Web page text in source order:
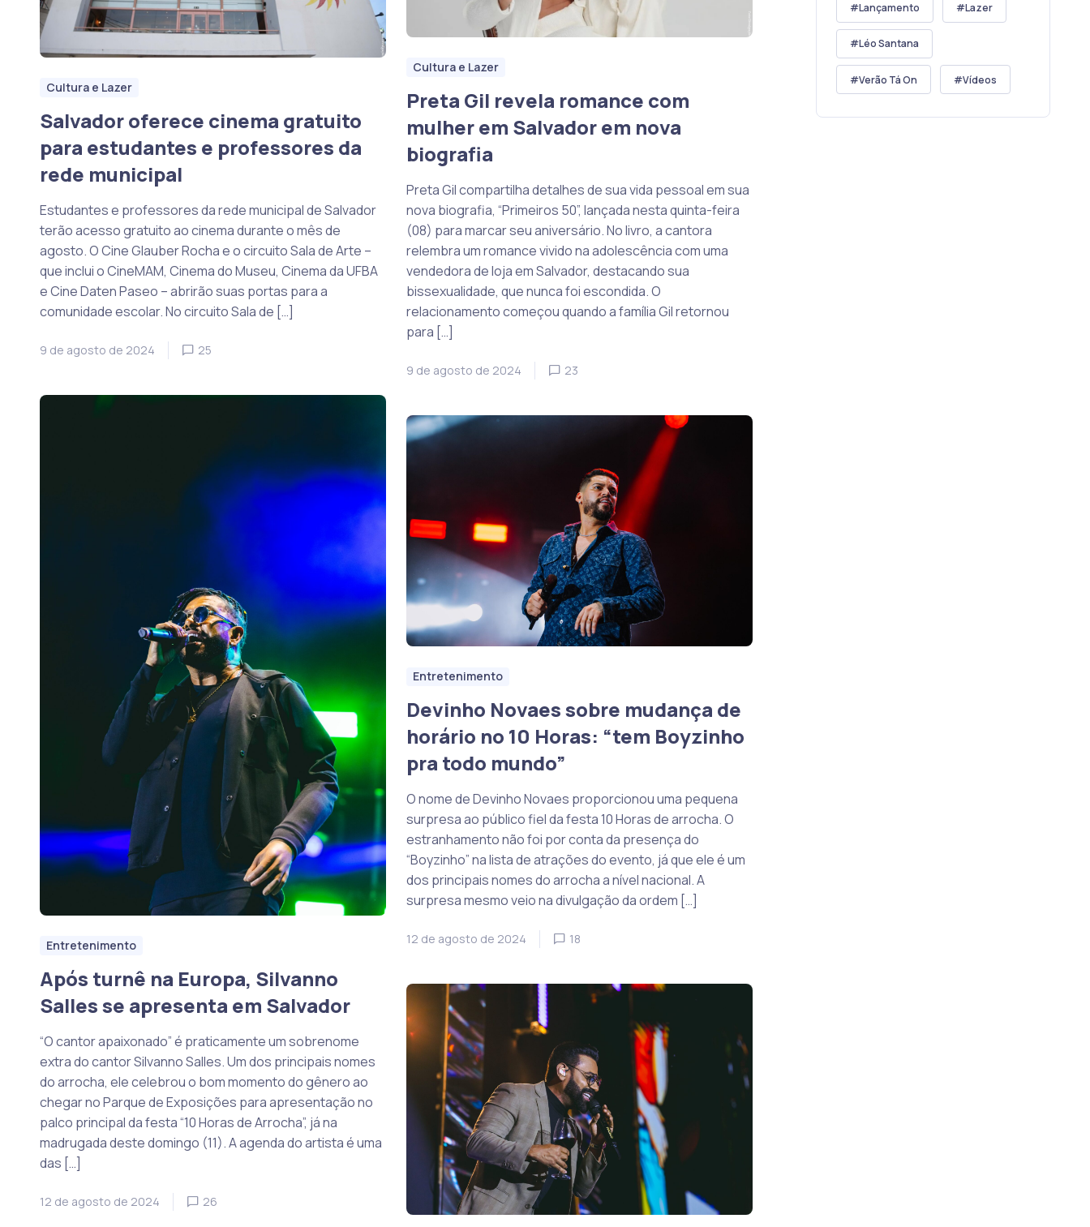
Cultura e Lazer
Preta Gil revela romance com
mulher em Salvador em nova
biografia
Preta Gil compartilha detalhes de sua vida pessoal em sua
nova biografia, “Primeiros 50”, lançada nesta quinta-feira
(08) para marcar seu aniversário. No livro, a cantora
relembra um romance vivido na adolescência com uma
vendedora de loja em Salvador, destacando sua
bissexualidade, que nunca foi escondida. O
relacionamento começou quando a família Gil retornou
para […]
9 de agosto de 2024 23
Cultura e Lazer
Salvador oferece cinema gratuito
para estudantes e professores da
rede municipal
Estudantes e professores da rede municipal de Salvador
terão acesso gratuito ao cinema durante o mês de
agosto. O Cine Glauber Rocha e o circuito Sala de Arte –
que inclui o CineMAM, Cinema do Museu, Cinema da UFBA
e Cine Daten Paseo – abrirão suas portas para a
comunidade escolar. No circuito Sala de […]
9 de agosto de 2024 25
Entretenimento
Após turnê na Europa, Silvanno
Salles se apresenta em Salvador
“O cantor apaixonado” é praticamente um sobrenome
extra do cantor Silvanno Salles. Um dos principais nomes
do arrocha, ele celebrou o bom momento do gênero ao
chegar no Parque de Exposições para apresentação no
palco principal da festa “10 Horas de Arrocha”, já na
madrugada deste domingo (11). A agenda do artista é uma
das […]
12 de agosto de 2024 26
Entretenimento
Devinho Novaes sobre mudança de
horário no 10 Horas: “tem Boyzinho
pra todo mundo”
O nome de Devinho Novaes proporcionou uma pequena
surpresa ao público fiel da festa 10 Horas de arrocha. O
estranhamento não foi por conta da presença do
“Boyzinho” na lista de atrações do evento, já que ele é um
dos principais nomes do arrocha a nível nacional. A
surpresa mesmo veio na divulgação da ordem […]
12 de agosto de 2024 18
Lançamento Lazer
Léo Santana
Verão Tá On Vídeos